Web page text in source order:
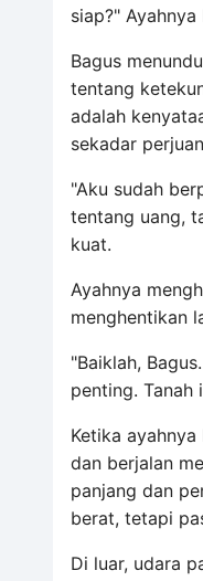
siap?"
Bagus
tentang
adalah
sekadar
"Aku sudah
tentang uang,
kuat.
Ayahnya
menghentikan
"Baiklah,
penting. Tanah
Ketika
dan berjalan
panjang dan
berat, tetapi
Di luar, udara